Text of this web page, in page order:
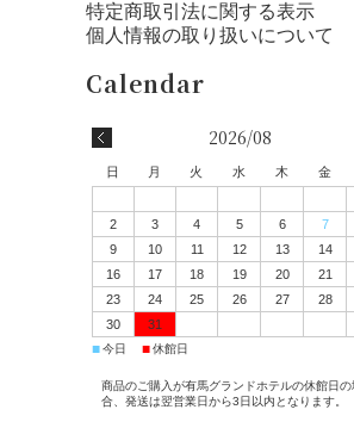
特定商取引法に関する表示
個人情報の取り扱いについて
2026/08
日 月 火 水 木 金
2
3 4 5 6 7
9
10 11 12 13 14
16
17 18 19 20 21
23
24 25 26 27 28
30
31
■今日 ■休館日
商品のご購入が有馬グランドホテルの休館日の
合、発送は翌営業日から3日以内となります。